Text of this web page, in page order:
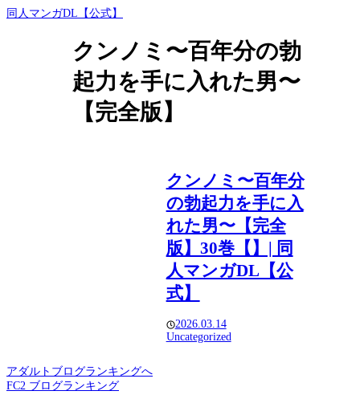
同人マンガDL【公式】
クンノミ〜百年分の勃
起力を手に入れた男〜
【完全版】
クンノミ〜百年分
の勃起力を手に入
れた男〜【完全
版】30巻【】| 同
人マンガDL【公
式】
2026.03.14
Uncategorized
アダルトブログランキングへ
FC2 ブログランキング